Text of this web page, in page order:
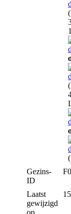
Gezins-
ID
Laatst
gewijzigd
op